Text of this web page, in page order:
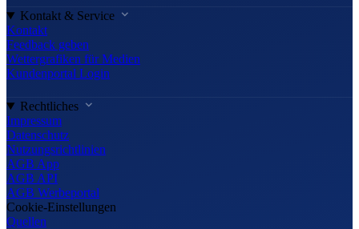
Kontakt & Service
Kontakt
Feedback geben
Wettergrafiken für Medien
Kundenportal Login
Rechtliches
Impressum
Datenschutz
Nutzungsrichtlinien
AGB App
AGB API
AGB Werbeportal
Cookie-Einstellungen
Quellen